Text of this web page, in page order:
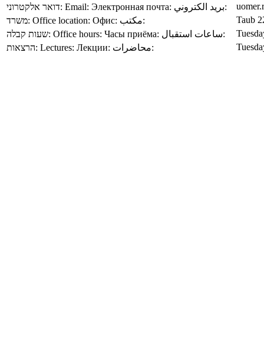
דואר אלקטרוני: Email: Электронная почта: بريد الكتروني:
משרד: Office location: Офис: مكتب:
Taub
שעות קבלה: Office hours: Часы приёма: ساعات استقبال:
הרצאות: Lectures: Лекции: محاضرات: